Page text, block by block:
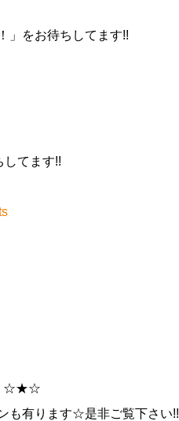
」をお待ちしてます!!
してます!!
☆★☆
も有ります☆是非ご覧下さい!!